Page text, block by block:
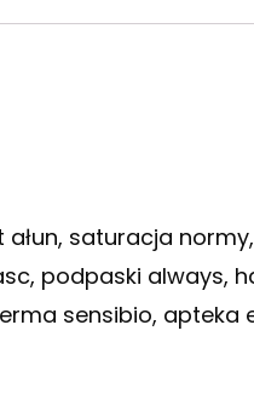
saturacja
podpaski always,
sensibio, apteka